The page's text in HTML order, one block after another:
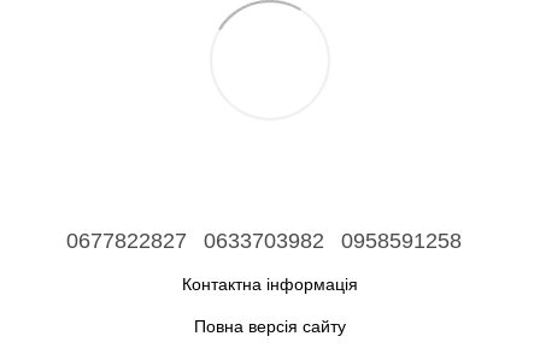
0677822827 0633703982 0958591258
Контактна інформація
Повна версія сайту